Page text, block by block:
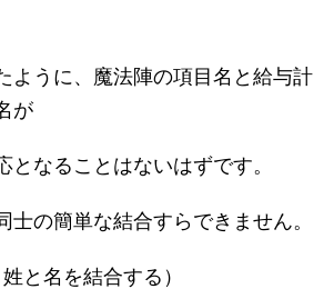
ように、魔法陣の項目名と給与計
が
となることはないはずです。
士の簡単な結合すらできません。
と名を結合する）